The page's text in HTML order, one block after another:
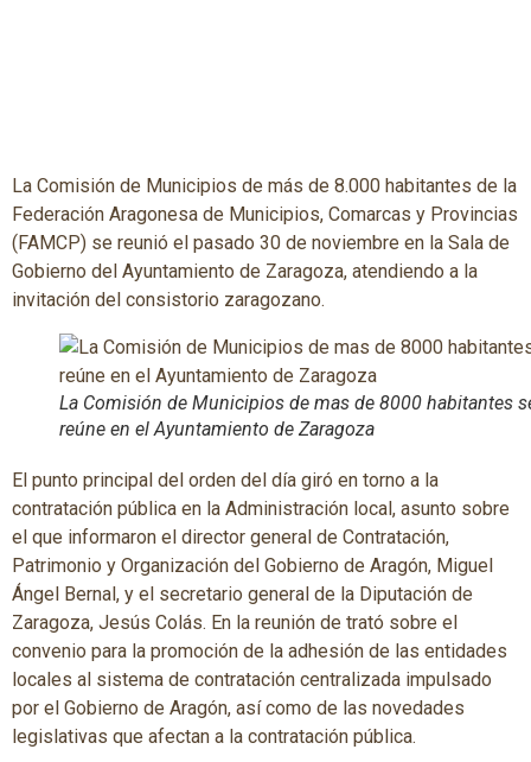
La Comisión de Municipios de más de 8.000 habitantes de la
Federación Aragonesa de Municipios, Comarcas y Provincias
(FAMCP) se reunió el pasado 30 de noviembre en la Sala de
Gobierno del Ayuntamiento de Zaragoza, atendiendo a la
invitación del consistorio zaragozano.
La Comisión de Municipios de mas de 8000 habitantes
reúne en el Ayuntamiento de Zaragoza
El punto principal del orden del día giró en torno a la
contratación pública en la Administración local, asunto sobre
el que informaron el director general de Contratación,
Patrimonio y Organización del Gobierno de Aragón, Miguel
Ángel Bernal, y el secretario general de la Diputación de
Zaragoza, Jesús Colás. En la reunión de trató sobre el
convenio para la promoción de la adhesión de las entidades
locales al sistema de contratación centralizada impulsado
por el Gobierno de Aragón, así como de las novedades
legislativas que afectan a la contratación pública.